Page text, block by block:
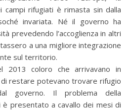
campi rifugiati è rimasta sin dalla
invariata. Né il governo ha
prevedendo l’accoglienza in altri
a una migliore integrazione
sul territorio.
2013 coloro che arrivavano in
di restare potevano trovare rifugio
governo. Il problema della
è presentato a cavallo dei mesi di